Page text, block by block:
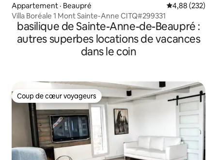
Appartement · Beaupré Note
4,88 (232)
Villa Boréale 1 Mont Sainte-Anne CITQ#299331
basilique de Sainte-Anne-de-Beaupré :
autres superbes locations de vacances
dans le coin
Coup de cœur voyageurs
Coup de cœur voyageurs